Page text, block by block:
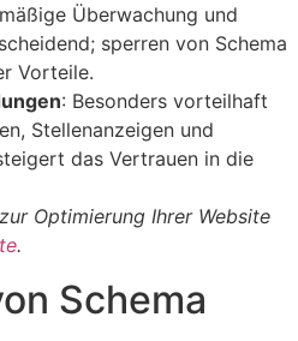
Überwachung und
sperren von Schema
Vorteile.
: Besonders vorteilhaft
Stellenanzeigen und
das Vertrauen in die
Optimierung Ihrer Website
.
Schema